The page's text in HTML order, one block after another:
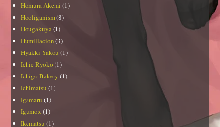
Homura Akemi (1)
Hooliganism (8)
Hougakuya (1)
Humillacion (3)
Hyakki Yakou (1)
Ichie Ryoko (1)
Ichigo Bakery (1)
Ichimatsu (1)
Igamaru (1)
Igumox (1)
Ikematsu (1)